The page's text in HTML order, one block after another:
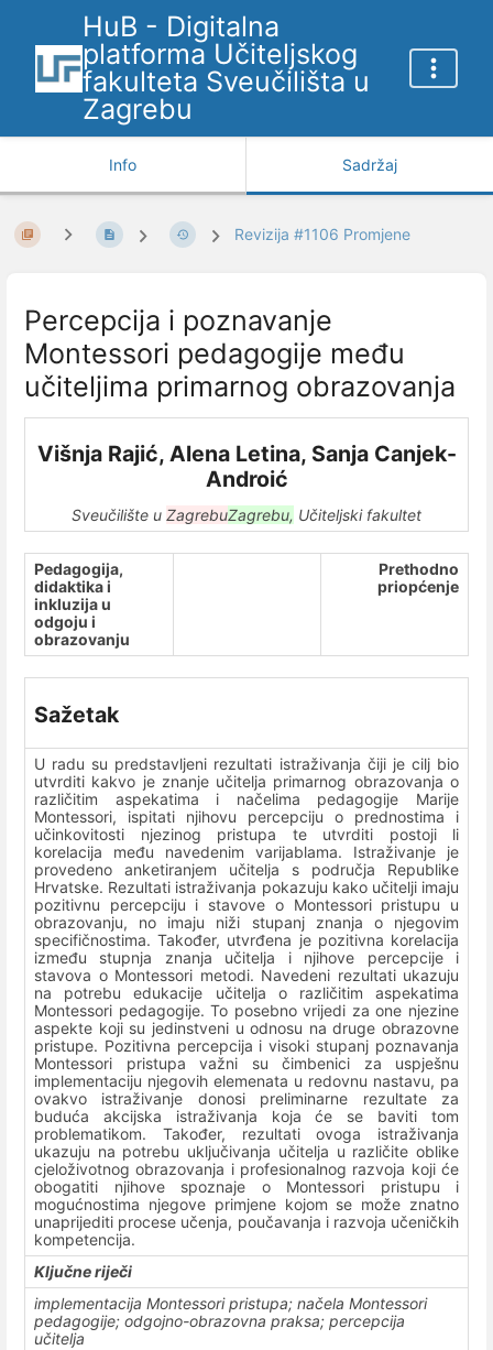
HuB - Digitalna
platforma Učiteljskog
fakulteta Sveučilišta u
Zagrebu
Info Sadržaj
Revizija #1106 Promjene
Percepcija i poznavanje
Montessori pedagogije među
učiteljima primarnog obrazovanja
Višnja Rajić, Alena Letina, Sanja Canjek-
Androić
Sveučilište u ZagrebuZagrebu, Učiteljski fakultet
Pedagogija,
didaktika i
inkluzija u
odgoju i
obrazovanju
Prethodno
priopćenje
Sažetak
U radu su predstavljeni rezultati istraživanja čiji je cilj bio
utvrditi kakvo je znanje učitelja primarnog obrazovanja o
različitim aspekatima i načelima pedagogije Marije
Montessori, ispitati njihovu percepciju o prednostima i
učinkovitosti njezinog pristupa te utvrditi postoji li
korelacija među navedenim varijablama. Istraživanje je
provedeno anketiranjem učitelja s područja Republike
Hrvatske. Rezultati istraživanja pokazuju kako učitelji imaju
pozitivnu percepciju i stavove o Montessori pristupu u
obrazovanju, no imaju niži stupanj znanja o njegovim
specifičnostima. Također, utvrđena je pozitivna korelacija
između stupnja znanja učitelja i njihove percepcije i
stavova o Montessori metodi. Navedeni rezultati ukazuju
na potrebu edukacije učitelja o različitim aspekatima
Montessori pedagogije. To posebno vrijedi za one njezine
aspekte koji su jedinstveni u odnosu na druge obrazovne
pristupe. Pozitivna percepcija i visoki stupanj poznavanja
Montessori pristupa važni su čimbenici za uspješnu
implementaciju njegovih elemenata u redovnu nastavu, pa
ovakvo istraživanje donosi preliminarne rezultate za
buduća akcijska istraživanja koja će se baviti tom
problematikom. Također, rezultati ovoga istraživanja
ukazuju na potrebu uključivanja učitelja u različite oblike
cjeloživotnog obrazovanja i profesionalnog razvoja koji će
obogatiti njihove spoznaje o Montessori pristupu i
mogućnostima njegove primjene kojom se može znatno
unaprijediti procese učenja, poučavanja i razvoja učeničkih
kompetencija.
Ključne riječi
implementacija Montessori pristupa; načela Montessori
pedagogije; odgojno-obrazovna praksa; percepcija
učitelja